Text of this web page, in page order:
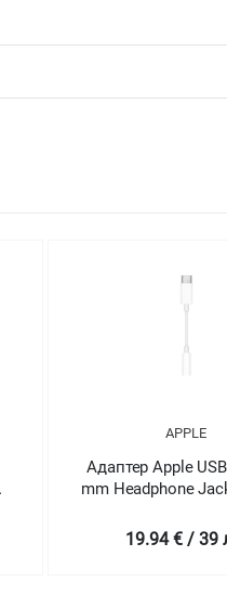
APPLE
Адаптер Apple
mm Headphone
19.94 € / 39